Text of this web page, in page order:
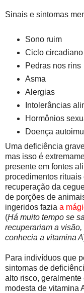
Sinais e sintomas
Sono ruim
Ciclo
Pedras nos rins
Asma
Alergias
Intolerâncias
Hormônios
Doença
Uma deficiência
mas isso é
presente em fontes
procedimentos
recuperação da
de porções de
ingeridos fazia a
(Há muito tempo se
recuperariam a
conhecia a vitamina A
Para indivíduos que
sintomas de
alto risco,
modesta de vitamina